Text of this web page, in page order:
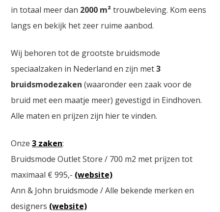
in totaal meer dan 2000 m²trouwbeleving. Kom eens
langs en bekijk het zeer ruime aanbod.
Wij behoren tot de grootste bruidsmode
speciaalzaken in Nederland en zijn met3
bruidsmodezaken (waaronder een zaak voor de
bruid met een maatje meer) gevestigd in Eindhoven.
Alle maten en prijzen zijn hier te vinden.
Onze3 zaken:
Bruidsmode Outlet Store / 700 m2 met prijzen tot
maximaal € 995,- (website)
Ann & John bruidsmode / Alle bekende merken en
designers (website)